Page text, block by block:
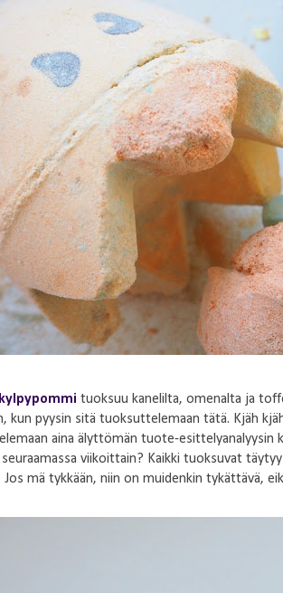
tuoksuu kanelilta, omenalta ja
kun pyysin sitä tuoksuttelemaan tätä. Kjäh
aina älyttömän tuote-esittelyanalyysin
viikoittain? Kaikki tuoksuvat
mä tykkään, niin on muidenkin tykättävä,